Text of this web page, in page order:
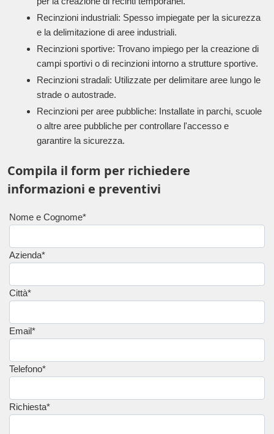
Recinzioni industriali: Spesso impiegate per la sicurezza
e la delimitazione di aree industriali.
Recinzioni sportive: Trovano impiego per la creazione di
campi sportivi o di recinzioni intorno a strutture sportive.
Recinzioni stradali: Utilizzate per delimitare aree lungo le
strade o autostrade.
Recinzioni per aree pubbliche: Installate in parchi, scuole
o altre aree pubbliche per controllare l'accesso e
garantire la sicurezza.
Compila il form per richiedere
informazioni e preventivi
Nome e Cognome*
Azienda*
Città*
Email*
Telefono*
Richiesta*